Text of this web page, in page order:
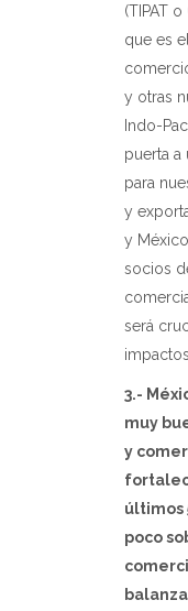
(TIPAT
que es
y otras
Indo-
puerta
para
y
y
socios
será
3.-
muy
y
últimos
poco